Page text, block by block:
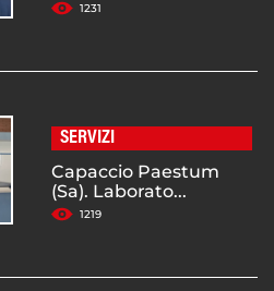
1231
SERVIZI
Capaccio Paestum
(Sa). Laborato...
1219